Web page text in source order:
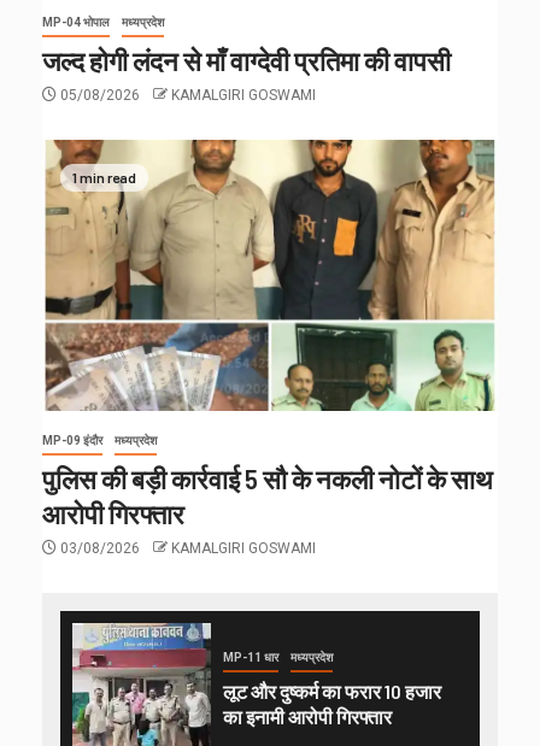
MP-04 भोपाल मध्यप्रदेश
जल्द होगी लंदन से माँ वाग्देवी प्रतिमा की वापसी
05/08/2026 KAMALGIRI GOSWAMI
1 min read
MP-09 इंदौर मध्यप्रदेश
पुलिस की बड़ी कार्रवाई 5 सौ के नकली नोटों के साथ
आरोपी गिरफ्तार
03/08/2026 KAMALGIRI GOSWAMI
MP-11 धार मध्यप्रदेश
लूट और दुष्कर्म का फरार 10 हजार
का इनामी आरोपी गिरफ्तार